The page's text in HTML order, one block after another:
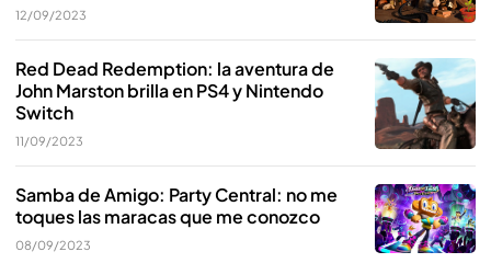
12/09/2023
Red Dead Redemption: la aventura de
John Marston brilla en PS4 y Nintendo
Switch
11/09/2023
Samba de Amigo: Party Central: no me
toques las maracas que me conozco
08/09/2023